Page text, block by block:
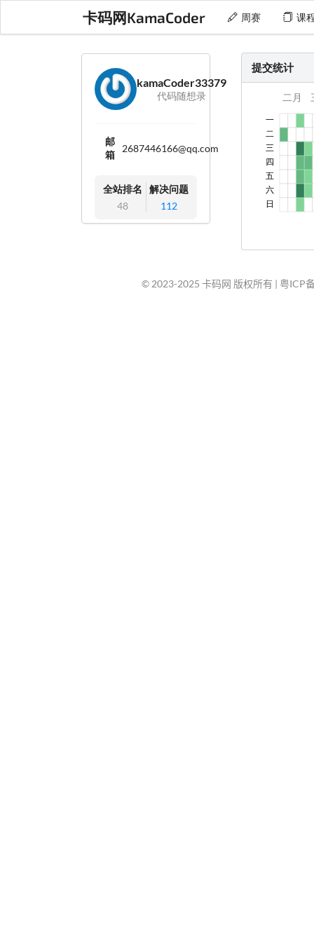
卡码网KamaCoder 周赛 课
kamaCoder33379
代码随想录
邮
箱
2687446166@qq.com
全站排名
48
解决问题
112
提交统计
© 2023-2025 卡码网 版权所有 | 粤ICP